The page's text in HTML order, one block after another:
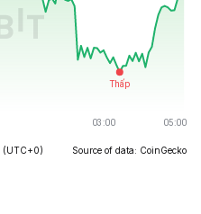
(UTC+0) Source of data: CoinGecko